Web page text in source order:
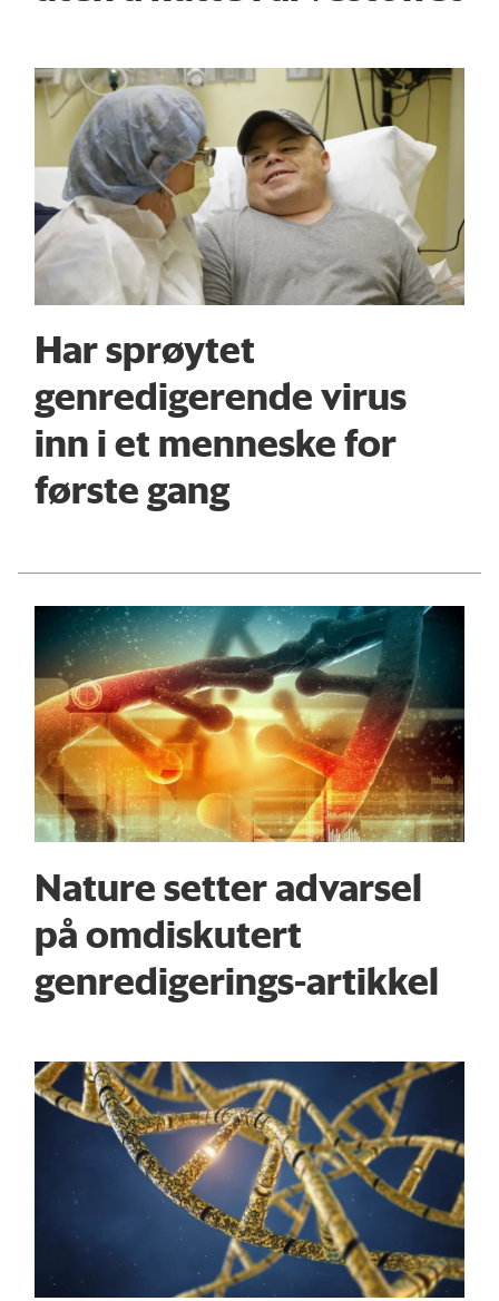
Har sprøytet
genredigerende virus
inn i et menneske for
første gang
Nature setter advarsel
på omdiskutert
genredigerings-artikkel